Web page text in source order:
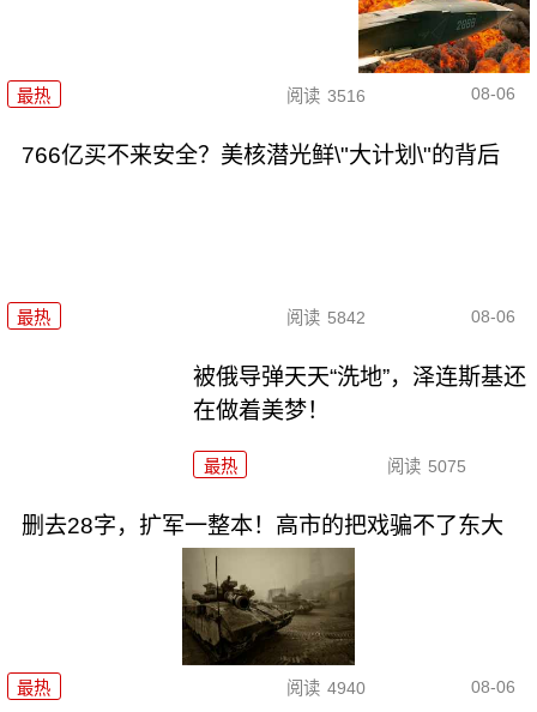
最热 阅读 3516 08-06
766亿买不来安全？美核潜光鲜\"大计划\"的背后
最热 阅读 5842 08-06
被俄导弹天天“洗地”，泽连斯基还
在做着美梦！
最热 阅读 5075
删去28字，扩军一整本！高市的把戏骗不了东大
最热 阅读 4940 08-06